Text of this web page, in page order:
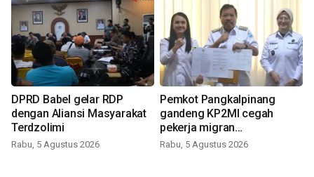
DPRD Babel gelar RDP
dengan Aliansi Masyarakat
Terdzolimi
Rabu, 5 Agustus 2026
Pemkot Pangkalpinang
gandeng KP2MI cegah
pekerja migran
nonprosedural
Rabu, 5 Agustus 2026